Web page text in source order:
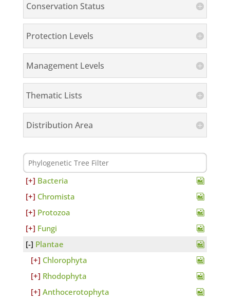
Conservation Status
Protection Levels
Management Levels
Thematic Lists
Distribution Area
Bacteria
Chromista
Protozoa
Fungi
Plantae
Chlorophyta
Rhodophyta
Anthocerotophyta